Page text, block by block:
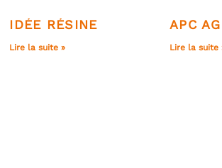
IDÉE RÉSINE
Lire la suite »
APC
Lire la suite